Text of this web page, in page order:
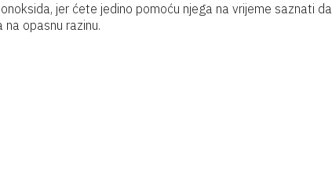
jer ćete jedino pomoću njega na vrijeme saznati da
opasnu razinu.